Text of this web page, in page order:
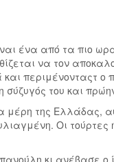
ένα από τα πιο
να τον
και περιμένονταςτ
σύζυγός του και
της Ελλάδας,
Οι τούρτες